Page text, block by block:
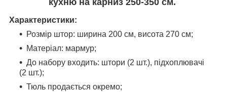
Характеристики:
Розмір штор: ширина 200 см, висота 270 см;
Матеріал: мармур;
До набору входить: штори (2 шт.), підхоплювачі
(2 шт.);
Тюль продається окремо;